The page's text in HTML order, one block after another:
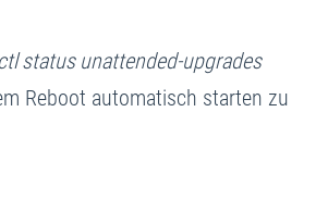
status unattended-upgrades
Reboot automatisch starten zu